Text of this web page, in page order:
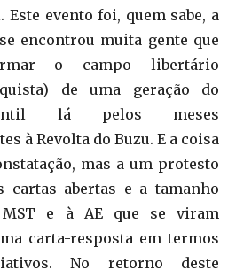
evento foi, quem sabe, a
encontrou muita gente que
o campo libertário
de uma geração do
lá pelos meses
à Revolta do Buzu. E a coisa
mas a um protesto
cartas abertas e a tamanho
MST e à AE que se viram
carta-resposta em termos
No retorno deste